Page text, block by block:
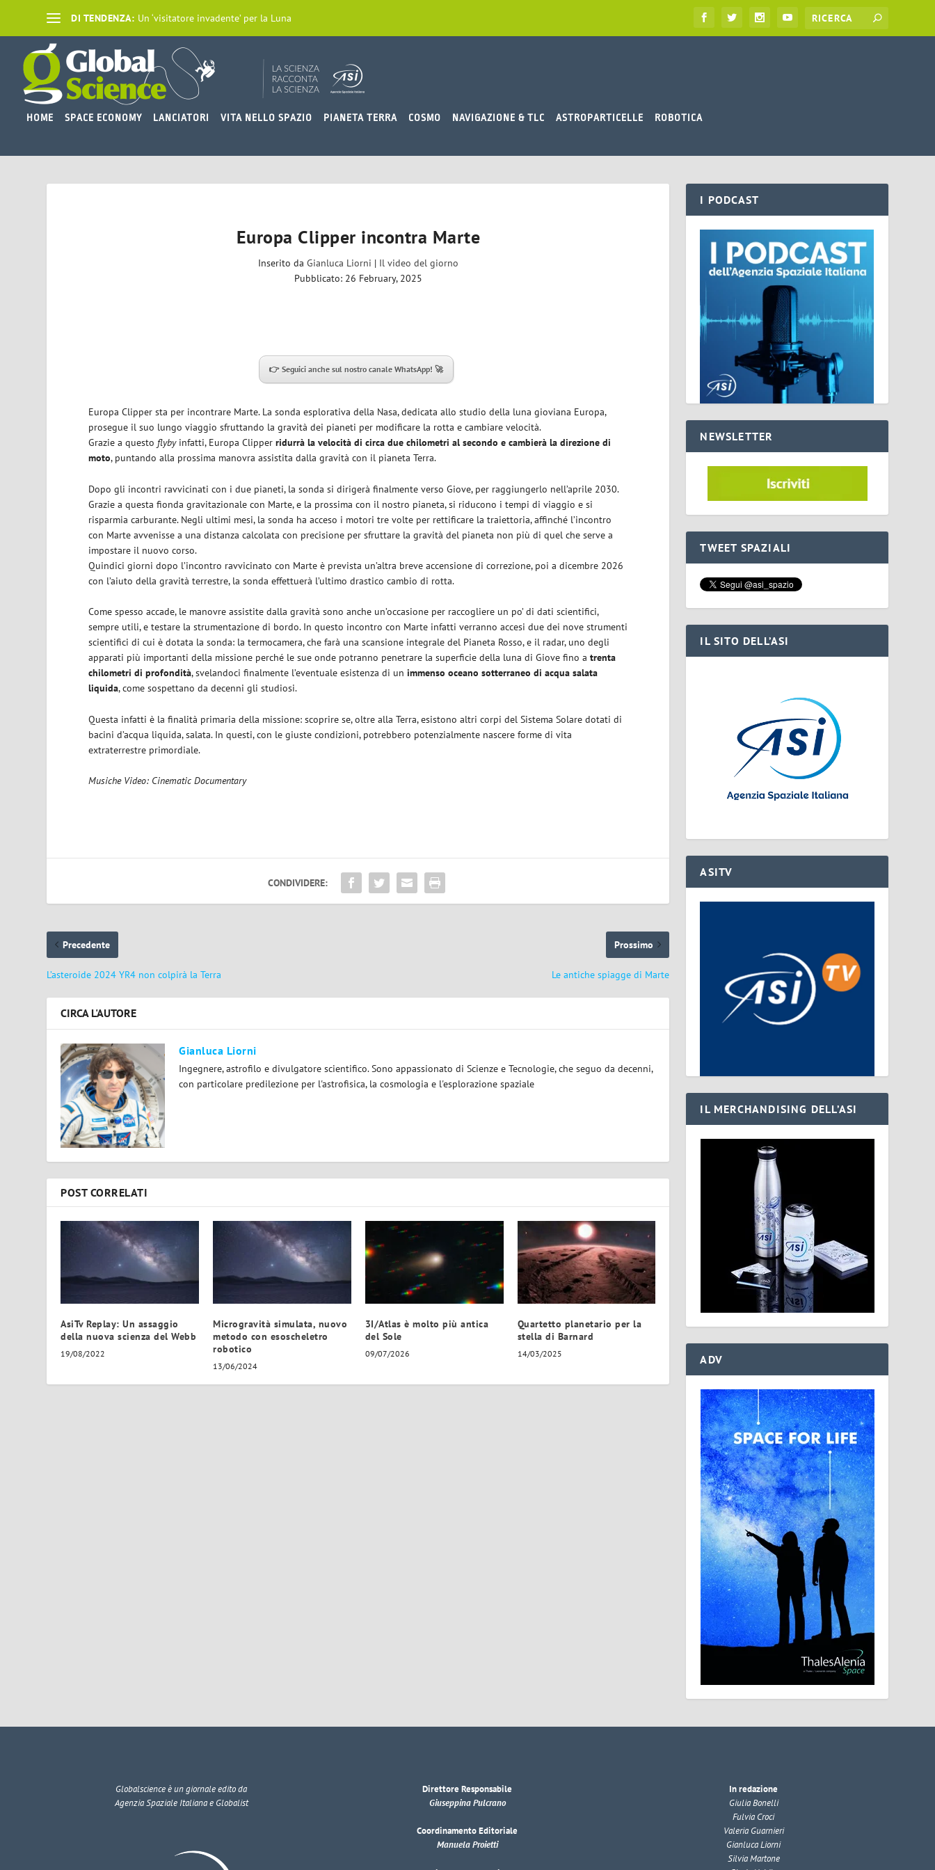
DI TENDENZA: Un ‘visitatore invadente’ per la Luna
HOME SPACE ECONOMY LANCIATORI VITA NELLO SPAZIO PIANETA TERRA COSMO NAVIGAZIONE & TLC ASTROPARTICELLE ROBOTICA
Europa Clipper incontra Marte
Inserito da Gianluca Liorni | Il video del giorno
Pubblicato: 26 February, 2025
👉 Seguici anche sul nostro canale WhatsApp! 🚀
Europa Clipper sta per incontrare Marte. La sonda esplorativa della Nasa, dedicata allo studio della luna gioviana Europa,
prosegue il suo lungo viaggio sfruttando la gravità dei pianeti per modificare la rotta e cambiare velocità.
Grazie a questo flybyinfatti, Europa Clipperridurrà la velocità di circa due chilometri al secondo e cambierà la direzione di
moto, puntando alla prossima manovra assistita dalla gravità con il pianeta Terra.
Dopo gli incontri ravvicinati con i due pianeti, la sonda si dirigerà finalmente verso Giove, per raggiungerlo nell’aprile 2030.
Grazie a questa fionda gravitazionale con Marte, e la prossima con il nostro pianeta, si riducono i tempi di viaggio e si
risparmia carburante. Negli ultimi mesi, la sonda ha acceso i motori tre volte per rettificare la traiettoria, affinché l’incontro
con Marte avvenisse a una distanza calcolata con precisione per sfruttare la gravità del pianeta non più di quel che serve a
impostare il nuovo corso.
Quindici giorni dopo l’incontro ravvicinato con Marte è prevista un’altra breve accensione di correzione, poi a dicembre 2026
con l’aiuto della gravità terrestre, la sonda effettuerà l’ultimo drastico cambio di rotta.
Come spesso accade, le manovre assistite dalla gravità sono anche un’occasione per raccogliere un po’ di dati scientifici,
sempre utili, e testare la strumentazione di bordo. In questo incontro con Marte infatti verranno accesi due dei nove strumenti
scientifici di cui è dotata la sonda: la termocamera, che farà una scansione integrale del Pianeta Rosso, e il radar, uno degli
apparati più importanti della missione perché le sue onde potranno penetrare la superficie della luna di Giove fino atrenta
chilometri di profondità, svelandoci finalmente l’eventuale esistenza di unimmenso oceano sotterraneo di acqua salata
liquida, come sospettano da decenni gli studiosi.
Questa infatti è la finalità primaria della missione: scoprire se, oltre alla Terra, esistono altri corpi del Sistema Solare dotati di
bacini d’acqua liquida, salata. In questi, con le giuste condizioni, potrebbero potenzialmente nascere forme di vita
extraterrestre primordiale.
Musiche Video: Cinematic Documentary
CONDIVIDERE:
Precedente
L’asteroide 2024 YR4 non colpirà la Terra
Prossimo
Le antiche spiagge di Marte
CIRCA L'AUTORE
Gianluca Liorni
Ingegnere, astrofilo e divulgatore scientifico. Sono appassionato di Scienze e Tecnologie, che seguo da decenni,
con particolare predilezione per l'astrofisica, la cosmologia e l'esplorazione spaziale
POST CORRELATI
AsiTv Replay: Un assaggio
della nuova scienza del Webb
19/08/2022
Microgravità simulata, nuovo
metodo con esoscheletro
robotico
13/06/2024
3I/Atlas è molto più antica
del Sole
09/07/2026
Quartetto planetario per la
stella di Barnard
14/03/2025
I PODCAST
NEWSLETTER
TWEET SPAZIALI
IL SITO DELL’ASI
ASITV
IL MERCHANDISING DELL’ASI
ADV
Globalscienceè un giornale edito da
Agenzia Spaziale Italiana e Globalist
Direttore Responsabile
Giuseppina Pulcrano
Coordinamento Editoriale
Manuela Proietti
In redazione
Giulia Bonelli
Fulvia Croci
Valeria Guarnieri
Gianluca Liorni
Silvia Martone